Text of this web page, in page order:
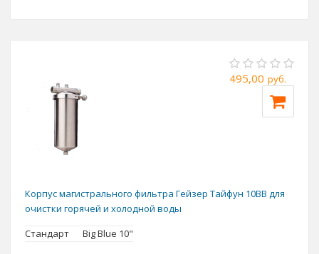
495,00 руб.
Корпус магистрального фильтра Гейзер Тайфун 10BB для
очистки горячей и холодной воды
Стандарт
Big Blue 10"